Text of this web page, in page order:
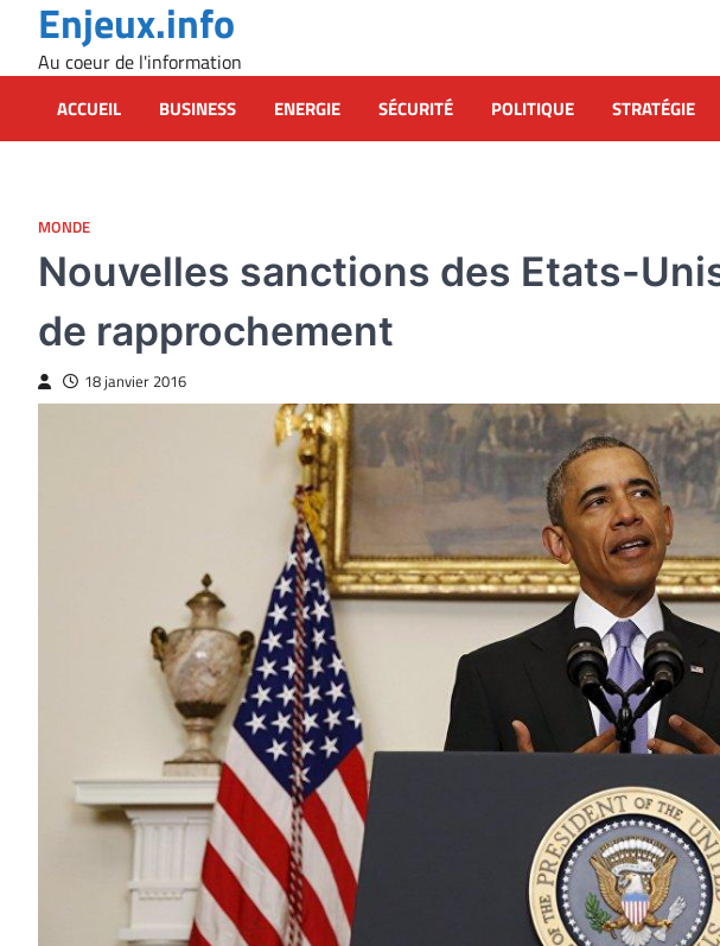
content
Enjeux.info
Au coeur de l'information
ACCUEIL BUSINESS ENERGIE SÉCURITÉ POLITIQUE STRATÉGIE
MONDE
Nouvelles sanctions des Etats-
de rapprochement
18 janvier 2016